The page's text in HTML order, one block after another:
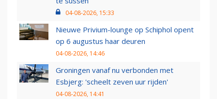
04-08-2026, 15:33
Nieuwe Privium-lounge op Schiphol opent
op 6 augustus haar deuren
04-08-2026, 14:46
Groningen vanaf nu verbonden met
Esbjerg: 'scheelt zeven uur rijden'
04-08-2026, 14:41